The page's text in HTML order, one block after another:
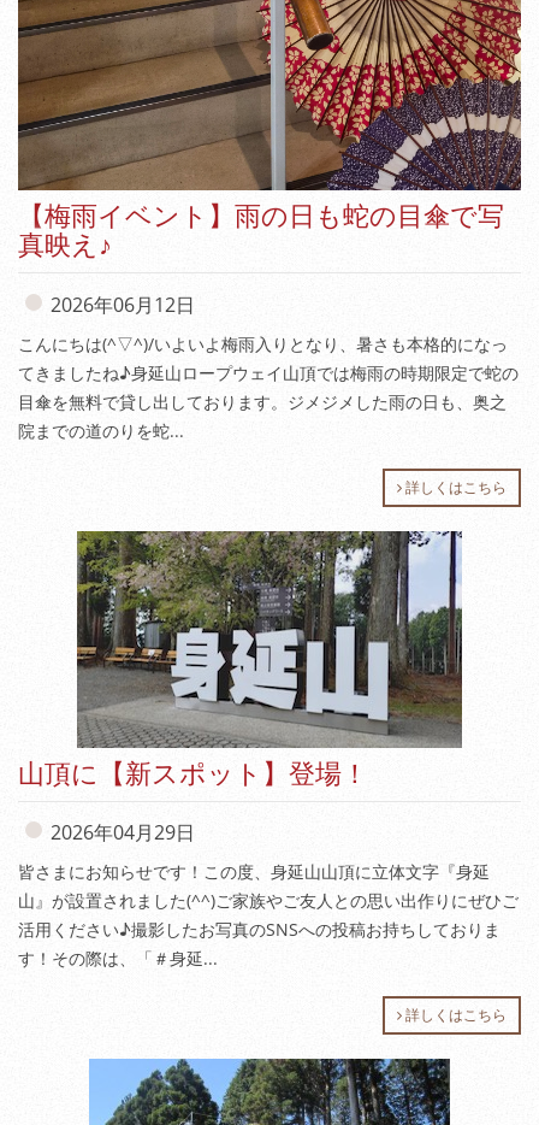
【梅雨イベント】雨の日も蛇の目傘で写
真映え♪
2026年06月12日
こんにちは(^▽^)/いよいよ梅雨入りとなり、暑さも本格的になっ
てきましたね♪身延山ロープウェイ山頂では梅雨の時期限定で蛇の
目傘を無料で貸し出しております。ジメジメした雨の日も、奥之
院までの道のりを蛇...
詳しくはこちら
山頂に【新スポット】登場！
2026年04月29日
皆さまにお知らせです！この度、身延山山頂に立体文字『身延
山』が設置されました(^^)ご家族やご友人との思い出作りにぜひご
活用ください♪撮影したお写真のSNSへの投稿お持ちしておりま
す！その際は、「＃身延...
詳しくはこちら